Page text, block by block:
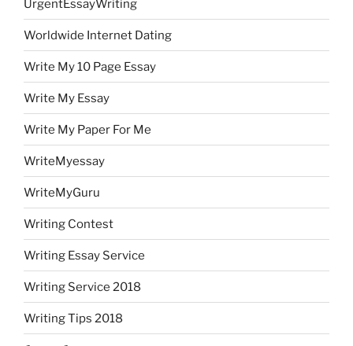
UrgentEssayWriting
Worldwide Internet Dating
Write My 10 Page Essay
Write My Essay
Write My Paper For Me
WriteMyessay
WriteMyGuru
Writing Contest
Writing Essay Service
Writing Service 2018
Writing Tips 2018